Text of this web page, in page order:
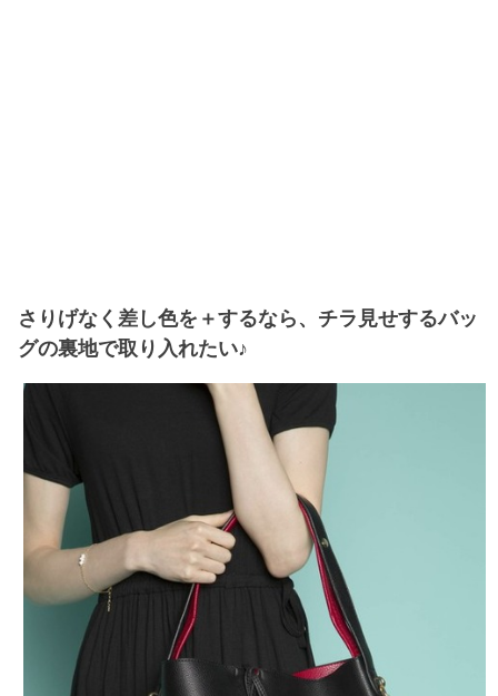
さりげなく差し色を＋するなら、チラ見せするバッ
グの裏地で取り入れたい♪